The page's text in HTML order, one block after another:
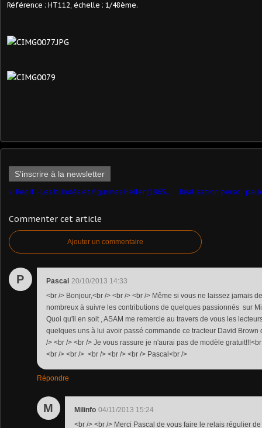
Référence : HT112, échelle : 1/48ème.
S'inscrire à la newsletter
Redif - Les blindés et figurines Heller (1965-2012)
Commenter cet article
Ajouter un commentaire
P Pascal 20/10/2013 14:33
<br /> Bonjour,<br /> <br /> <br /> Même si vous ne laissez jamais
nombreux à suivre les contributions de quelques passionnés sur
Quoi qu'il en soit , ASAM me remercie au travers de vous les
quelques uns à lui avoir passé commande ce tracteur David Brown
/> <br /> <br /> Je vous rassure je n'aurai pas de modèle
<br /> <br /> <br /> <br /> <br /> Pascal<br />
Répondre
M Milinfo 04/11/2013 15:24
<br /> <br /> Merci Pascal de vous faire le relais régulier